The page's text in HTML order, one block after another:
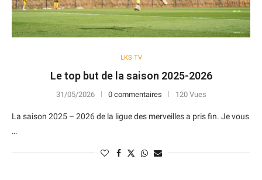
LKS TV
Le top but de la saison 2025-2026
31/05/2026 0 commentaires 120 Vues
La saison 2025 – 2026 de la ligue des merveilles a pris fin. Je vous
…